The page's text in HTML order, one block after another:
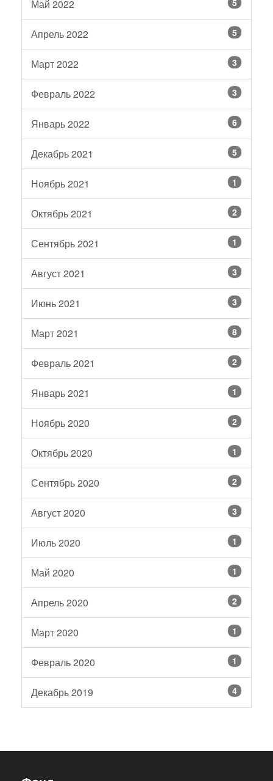
Май 2022 5
Апрель 2022 5
Март 2022 3
Февраль 2022 3
Январь 2022 6
Декабрь 2021 5
Ноябрь 2021 1
Октябрь 2021 2
Сентябрь 2021 1
Август 2021 3
Июнь 2021 3
Март 2021 8
Февраль 2021 2
Январь 2021 1
Ноябрь 2020 2
Октябрь 2020 1
Сентябрь 2020 2
Август 2020 3
Июль 2020 1
Май 2020 1
Апрель 2020 2
Март 2020 1
Февраль 2020 1
Декабрь 2019 4